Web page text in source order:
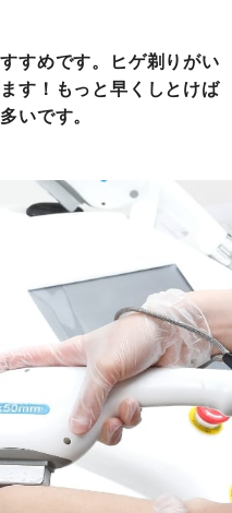
すめです。ヒゲ剃りがい
す！もっと早くしとけば
いです。